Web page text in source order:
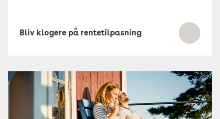
Bliv klogere på rentetilpasning